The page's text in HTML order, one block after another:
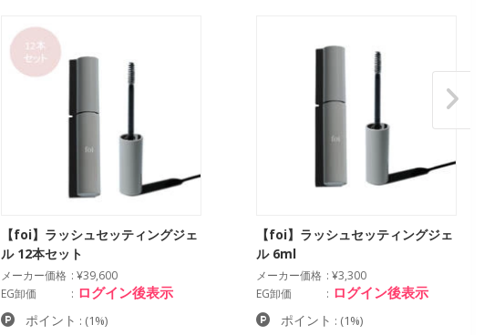
【foi】ラッシュセッティングジェ
ル 12本セット
メーカー価格
¥39,600
EG卸価
ログイン後表示
ポイント : (1%)
【foi】ラッシュセッティングジェ
ル 6ml
メーカー価格
¥3,300
EG卸価
ログイン後表示
ポイント : (1%)